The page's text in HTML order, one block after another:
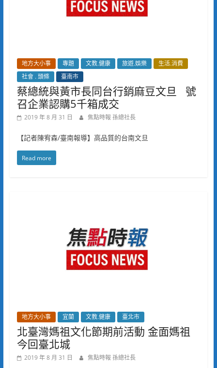
地方大小事 專題 文教.健康 旅遊.娛樂
生活.消費
社會 . 頭條
臺南市
蔡總統與黃市長同台行銷麻豆文旦 號
召企業認購5千箱成交
2019 年 8 月 31 日 焦點時報 孫總社長
【記者陳宥森/臺南報導】高品質的台南文旦
Read more
地方大小事 宜蘭 文教.健康 臺北市
北臺灣媽祖文化節期前活動 金面媽祖
今回臺北城
2019 年 8 月 31 日 焦點時報 孫總社長